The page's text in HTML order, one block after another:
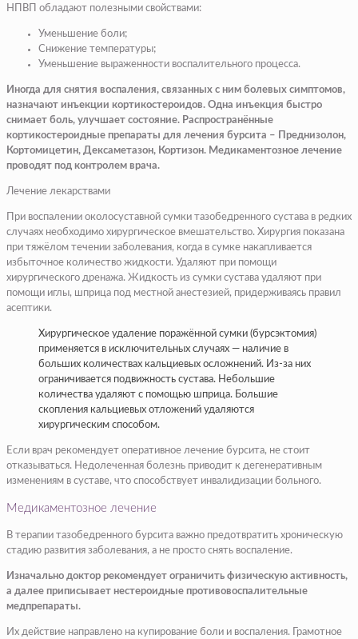
НПВП обладают полезными свойствами:
Уменьшение боли;
Снижение температуры;
Уменьшение выраженности воспалительного процесса.
Иногда для снятия воспаления, связанных с ним болевых симптомов,
назначают инъекции кортикостероидов. Одна инъекция быстро
снимает боль, улучшает состояние. Распространённые
кортикостероидные препараты для лечения бурсита – Преднизолон,
Кортомицетин, Дексаметазон, Кортизон. Медикаментозное лечение
проводят под контролем врача.
Лечение лекарствами
При воспалении околосуставной сумки тазобедренного сустава в редких
случаях необходимо хирургическое вмешательство. Хирургия показана
при тяжёлом течении заболевания, когда в сумке накапливается
избыточное количество жидкости. Удаляют при помощи
хирургического дренажа. Жидкость из сумки сустава удаляют при
помощи иглы, шприца под местной анестезией, придерживаясь правил
асептики.
Хирургическое удаление поражённой сумки (бурсэктомия)
применяется в исключительных случаях — наличие в
больших количествах кальциевых осложнений. Из-за них
ограничивается подвижность сустава. Небольшие
количества удаляют с помощью шприца. Большие
скопления кальциевых отложений удаляются
хирургическим способом.
Если врач рекомендует оперативное лечение бурсита, не стоит
отказываться. Недолеченная болезнь приводит к дегенеративным
изменениям в суставе, что способствует инвалидизации больного.
Медикаментозное лечение
В терапии тазобедренного бурсита важно предотвратить хроническую
стадию развития заболевания, а не просто снять воспаление.
Изначально доктор рекомендует ограничить физическую активность,
а далее приписывает нестероидные противовоспалительные
медпрепараты.
Их действие направлено на купирование боли и воспаления. Грамотное